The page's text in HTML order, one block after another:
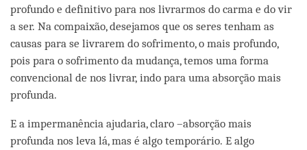
profundo e definitivo para nos livrarmos do carma e do vir
a ser. Na compaixão, desejamos que os seres tenham as
causas para se livrarem do sofrimento, o mais profundo,
pois para o sofrimento da mudança, temos uma forma
convencional de nos livrar, indo para uma absorção mais
profunda.
E a impermanência ajudaria, claro –absorção mais
profunda nos leva lá, mas é algo temporário. E algo